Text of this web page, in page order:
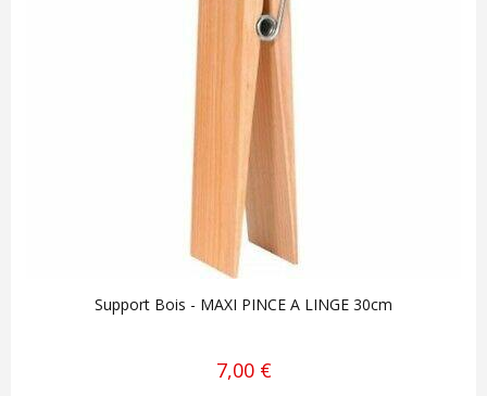
Support Bois - MAXI PINCE A LINGE 30cm
7,00 €